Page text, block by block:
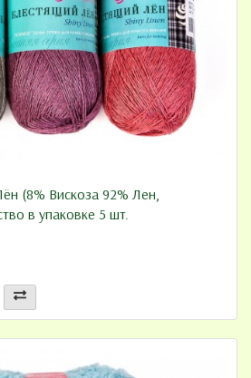
(8% Вискоза 92% Лен,
в упаковке 5 шт.